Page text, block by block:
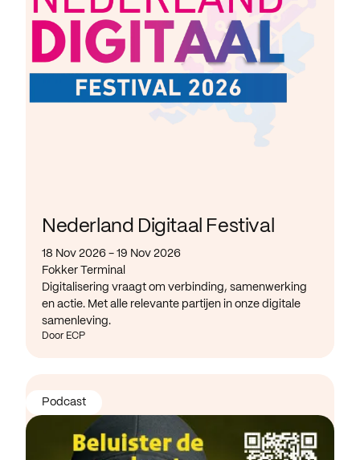
Nederland Digitaal Festival
18 Nov 2026 - 19 Nov 2026
Fokker Terminal
Digitalisering vraagt om verbinding, samenwerking
en actie. Met alle relevante partijen in onze digitale
samenleving.
Door ECP
Podcast